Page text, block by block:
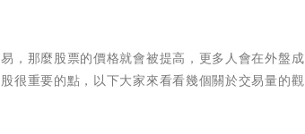
，那麼股票的價格就會被提高，更多人會在外盤成
很重要的點，以下大家來看看幾個關於交易量的觀